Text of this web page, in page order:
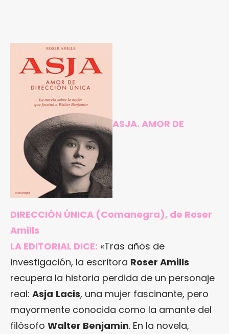
ASJA. AMOR DE
DIRECCIÓN ÚNICA (Comanegra), de Roser
Amills
LA EDITORIAL DICE: «Tras años de
investigación, la escritora Roser Amills
recupera la historia perdida de un personaje
real: Asja Lacis, una mujer fascinante, pero
mayormente conocida como la amante del
filósofo Walter Benjamin. En la novela,